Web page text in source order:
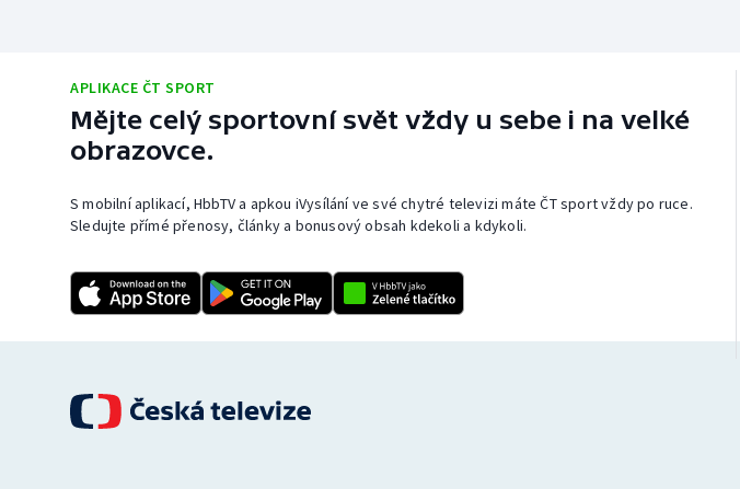
APLIKACE ČT SPORT
Mějte celý sportovní svět vždy u sebe i na velké
obrazovce.
S mobilní aplikací, HbbTV a apkou iVysílání ve své chytré televizi máte ČT sport vždy po ruce.
Sledujte přímé přenosy, články a bonusový obsah kdekoli a kdykoli.